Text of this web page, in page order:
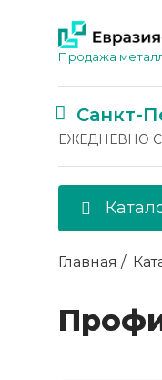
Продажа
Санкт-
ЕЖЕДНЕВНО С
Главная